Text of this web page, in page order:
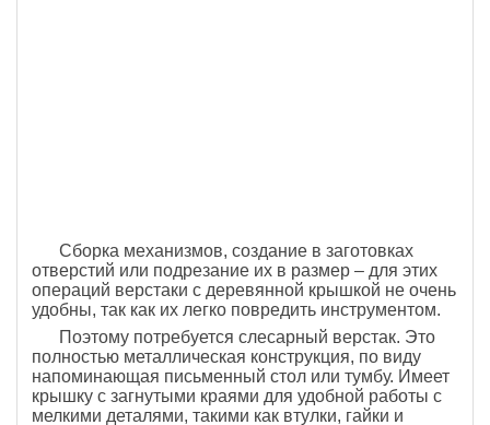
Сборка механизмов, создание в заготовках
отверстий или подрезание их в размер – для этих
операций верстаки с деревянной крышкой не очень
удобны, так как их легко повредить инструментом.
Поэтому потребуется слесарный верстак. Это
полностью металлическая конструкция, по виду
напоминающая письменный стол или тумбу. Имеет
крышку с загнутыми краями для удобной работы с
мелкими деталями, такими как втулки, гайки и